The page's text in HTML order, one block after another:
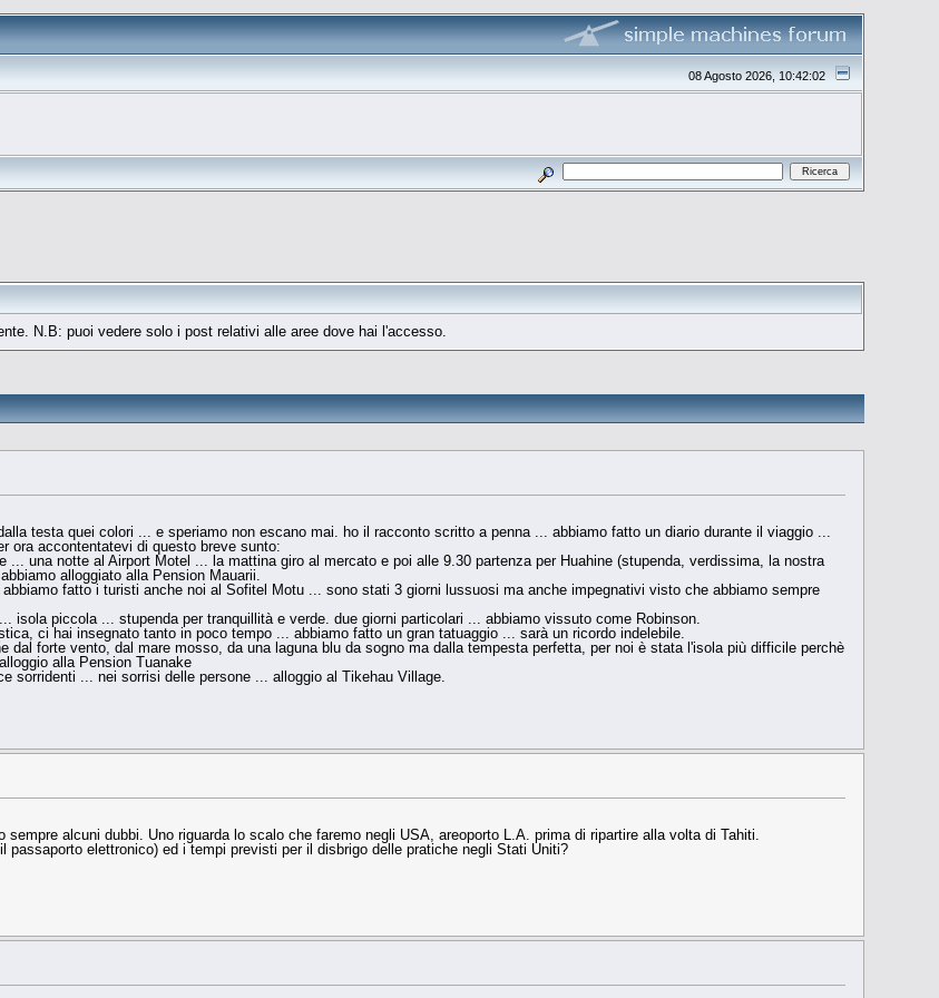
08 Agosto 2026, 10:42:02
N.B: puoi vedere solo i post relativi alle aree dove hai l'accesso.
testa quei colori ... e speriamo non escano mai. ho il racconto scritto a penna ... abbiamo fatto un diario durante il viaggio ...
ora accontentatevi di questo breve sunto:
una notte al Airport Motel ... la mattina giro al mercato e poi alle 9.30 partenza per Huahine (stupenda, verdissima, la nostra
alloggiato alla Pension Mauarii.
fatto i turisti anche noi al Sofitel Motu ... sono stati 3 giorni lussuosi ma anche impegnativi visto che abbiamo sempre
piccola ... stupenda per tranquillità e verde. due giorni particolari ... abbiamo vissuto come Robinson.
ci hai insegnato tanto in poco tempo ... abbiamo fatto un gran tatuaggio ... sarà un ricordo indelebile.
dal forte vento, dal mare mosso, da una laguna blu da sogno ma dalla tempesta perfetta, per noi è stata l'isola più difficile perchè
alla Pension Tuanake
sorridenti ... nei sorrisi delle persone ... alloggio al Tikehau Village.
alcuni dubbi. Uno riguarda lo scalo che faremo negli USA, areoporto L.A. prima di ripartire alla volta di Tahiti.
elettronico) ed i tempi previsti per il disbrigo delle pratiche negli Stati Uniti?